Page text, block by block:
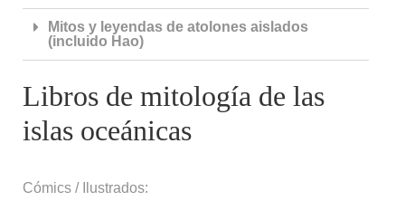
Mitos y leyendas de atolones aislados
(incluido Hao)
Libros de mitología de las
islas oceánicas
Cómics / Ilustrados: